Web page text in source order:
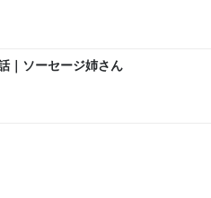
｜ソーセージ姉さん